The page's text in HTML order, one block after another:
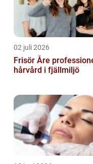
02 juli 2026
Frisör Åre professionell
hårvård i fjällmiljö